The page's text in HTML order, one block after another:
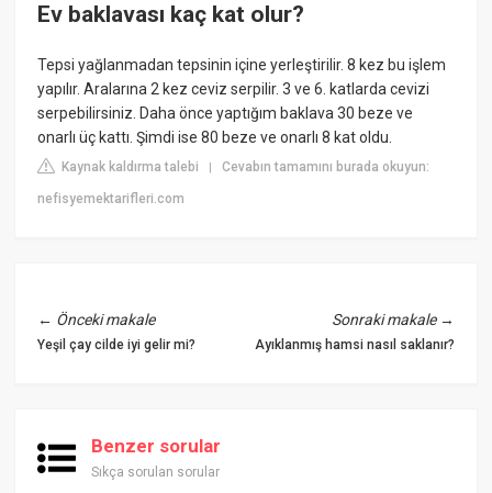
Ev baklavası kaç kat olur?
Tepsi yağlanmadan tepsinin içine yerleştirilir. 8 kez bu işlem
yapılır. Aralarına 2 kez ceviz serpilir. 3 ve 6. katlarda cevizi
serpebilirsiniz. Daha önce yaptığım baklava 30 beze ve
onarlı üç kattı. Şimdi ise 80 beze ve onarlı 8 kat oldu.
Kaynak kaldırma talebi |Cevabın tamamını burada okuyun:
nefisyemektarifleri.com
← Önceki makale
Yeşil çay cilde iyi gelir mi?
Sonraki makale→
Ayıklanmış hamsi nasıl saklanır?
Benzer sorular
Sıkça sorulan sorular